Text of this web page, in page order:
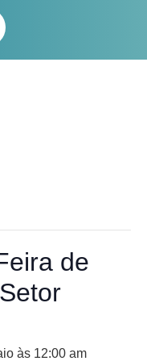
de
às 12:00 am